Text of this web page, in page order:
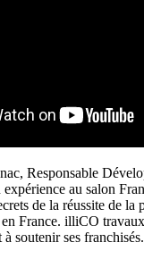
Responsable
au salon
de la réussite de la
France. illiCO
soutenir ses franchisés.